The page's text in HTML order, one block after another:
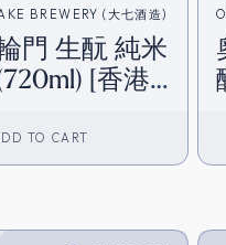
BREWERY (大七酒造)
門 生酛 純米
[香港
TO CART